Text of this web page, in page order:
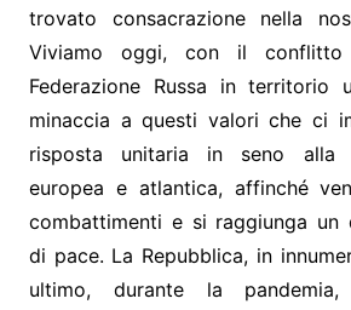
trovato consacrazione nella
Viviamo oggi, con il conflitto
Federazione Russa in territorio
minaccia a questi valori che ci
risposta unitaria in seno alla
europea e atlantica, affinché
combattimenti e si raggiunga un
di pace. La Repubblica, in
ultimo, durante la